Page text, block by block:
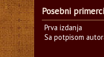
Posebni primerci
Prva izdanja
Sa potpisom